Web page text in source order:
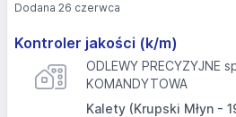
Kontroler jakości (k/m)
ODLEWY PRECYZYJNE
KOMANDYTOWA
Kalety (Krupski Młyn -
Dodana 26 czerwca